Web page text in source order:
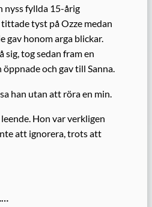
nyss fyllda 15-årig
tyst på Ozze medan
gav honom arga blickar.
sig, tog sedan fram en
och gav till Sanna.
han utan att röra en min.
Hon var verkligen
att ignorera, trots att